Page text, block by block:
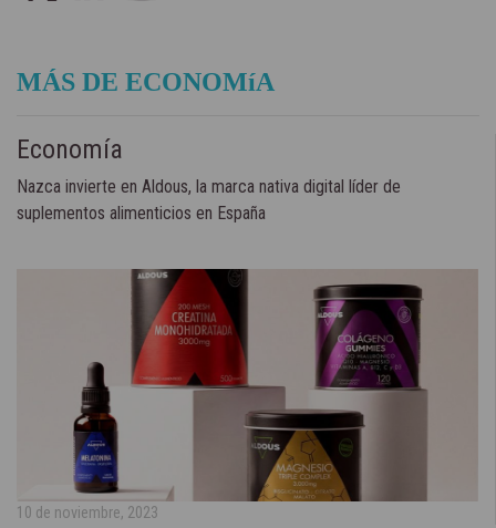
MÁS DE ECONOMíA
Economía
Nazca invierte en Aldous, la marca nativa digital líder de
suplementos alimenticios en España
10 de noviembre, 2023